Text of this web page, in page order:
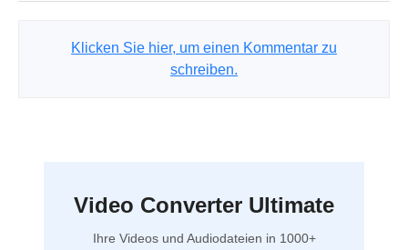
Klicken Sie hier, um einen Kommentar zu
schreiben.
Video Converter Ultimate
Ihre Videos und Audiodateien in 1000+